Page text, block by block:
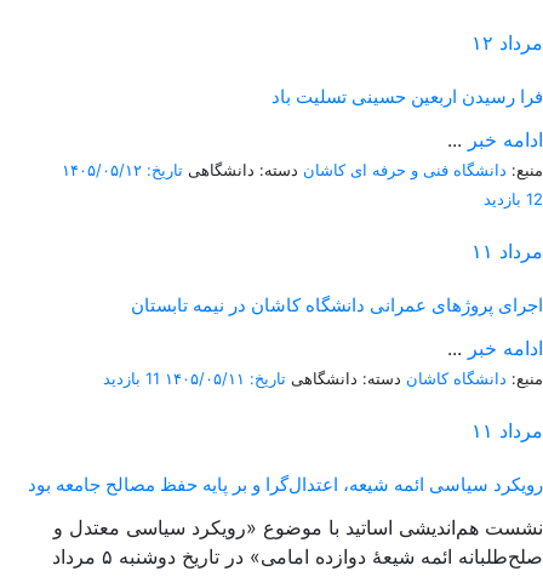
۱۲ مرداد
فرا رسیدن اربعین حسینی تسلیت باد
... ادامه خبر
منبع: دانشگاه فنی و حرفه ای کاشان دسته: دانشگاهی تاریخ: ۱۴۰۵/۰۵/۱۲
12 بازدید
۱۱ مرداد
اجرای پروژهای عمرانی دانشگاه کاشان در نیمه تابستان
... ادامه خبر
منبع: دانشگاه کاشان دسته: دانشگاهی تاریخ: ۱۴۰۵/۰۵/۱۱ 11 بازدید
۱۱ مرداد
رویکرد سیاسی ائمه شیعه، اعتدال‌گرا و بر پایه حفظ مصالح جامعه بود
نشست هم‌اندیشی اساتید با موضوع «رویکرد سیاسی معتدل و
صلح‌طلبانه ائمه شیعۀ دوازده امامی» در تاریخ دوشنبه ۵ مرداد